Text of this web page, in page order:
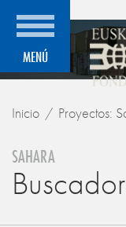
MENÚ
Inicio Proyectos:
SAHARA